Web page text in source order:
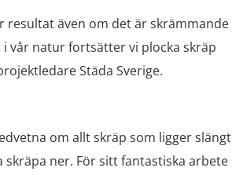
även om det är skrämmande
vår natur fortsätter vi plocka skräp
Städa Sverige.
om allt skräp som ligger slängt
ner. För sitt fantastiska arbete